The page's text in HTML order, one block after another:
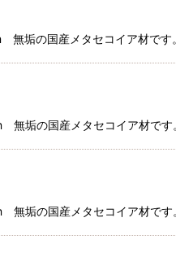
の国産メタセコイア材です
の国産メタセコイア材です
の国産メタセコイア材です